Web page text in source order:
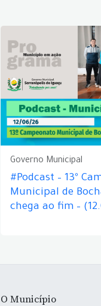
Governo Municipal
#Podcast – 13º
Municipal de
chega ao fim –
O Município